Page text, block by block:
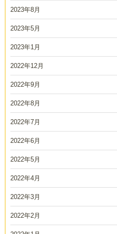
2023年8月
2023年5月
2023年1月
2022年12月
2022年9月
2022年8月
2022年7月
2022年6月
2022年5月
2022年4月
2022年3月
2022年2月